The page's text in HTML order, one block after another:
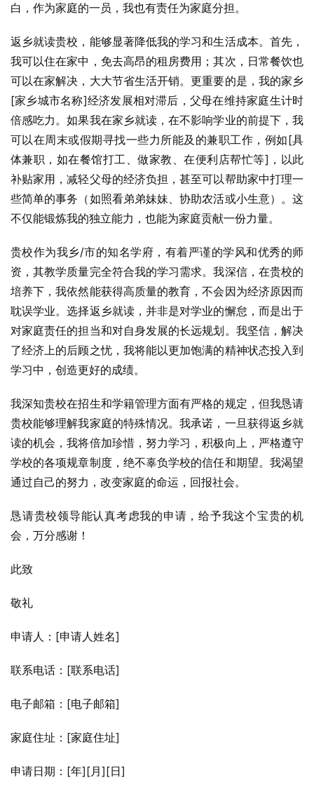
白，作为家庭的一员，我也有责任为家庭分担。
返乡就读贵校，能够显著降低我的学习和生活成本。首先，
我可以住在家中，免去高昂的租房费用；其次，日常餐饮也
可以在家解决，大大节省生活开销。更重要的是，我的家乡
[家乡城市名称]经济发展相对滞后，父母在维持家庭生计时
倍感吃力。如果我在家乡就读，在不影响学业的前提下，我
可以在周末或假期寻找一些力所能及的兼职工作，例如[具
体兼职，如在餐馆打工、做家教、在便利店帮忙等]，以此
补贴家用，减轻父母的经济负担，甚至可以帮助家中打理一
些简单的事务（如照看弟弟妹妹、协助农活或小生意）。这
不仅能锻炼我的独立能力，也能为家庭贡献一份力量。
贵校作为我乡/市的知名学府，有着严谨的学风和优秀的师
资，其教学质量完全符合我的学习需求。我深信，在贵校的
培养下，我依然能获得高质量的教育，不会因为经济原因而
耽误学业。选择返乡就读，并非是对学业的懈怠，而是出于
对家庭责任的担当和对自身发展的长远规划。我坚信，解决
了经济上的后顾之忧，我将能以更加饱满的精神状态投入到
学习中，创造更好的成绩。
我深知贵校在招生和学籍管理方面有严格的规定，但我恳请
贵校能够理解我家庭的特殊情况。我承诺，一旦获得返乡就
读的机会，我将倍加珍惜，努力学习，积极向上，严格遵守
学校的各项规章制度，绝不辜负学校的信任和期望。我渴望
通过自己的努力，改变家庭的命运，回报社会。
恳请贵校领导能认真考虑我的申请，给予我这个宝贵的机
会，万分感谢！
此致
敬礼
申请人：[申请人姓名]
联系电话：[联系电话]
电子邮箱：[电子邮箱]
家庭住址：[家庭住址]
申请日期：[年][月][日]